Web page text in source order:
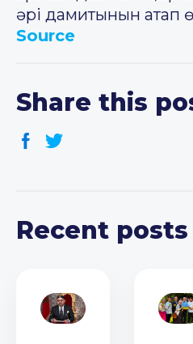
әрі дамитынын атап
Source
Share this
Recent posts